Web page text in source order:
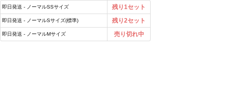
即日発送 - ノーマルSSサイズ 残り1セット
即日発送 - ノーマルSサイズ(標準) 残り2セット
即日発送 - ノーマルMサイズ 売り切れ中